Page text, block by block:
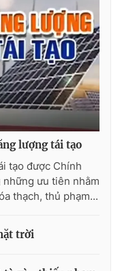
video
thao
sản
Việt
bằng AI
lượng tái tạo
tạo được Chính
ưu tiên nhằm
thạch, thủ phạm...
trời